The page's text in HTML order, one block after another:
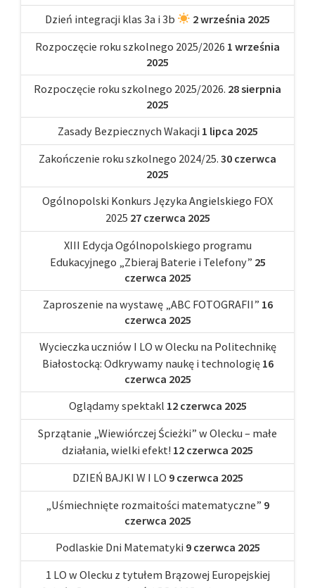
Dzień integracji klas 3a i 3b
2 września 2025
Rozpoczęcie roku szkolnego 2025/2026 1 września
2025
Rozpoczęcie roku szkolnego 2025/2026. 28 sierpnia
2025
Zasady Bezpiecznych Wakacji 1 lipca 2025
Zakończenie roku szkolnego 2024/25. 30 czerwca
2025
Ogólnopolski Konkurs Języka Angielskiego FOX
2025 27 czerwca 2025
XIII Edycja Ogólnopolskiego programu
Edukacyjnego „Zbieraj Baterie i Telefony” 25
czerwca 2025
Zaproszenie na wystawę „ABC FOTOGRAFII” 16
czerwca 2025
Wycieczka uczniów I LO w Olecku na Politechnikę
Białostocką: Odkrywamy naukę i technologię 16
czerwca 2025
Oglądamy spektakl 12 czerwca 2025
Sprzątanie „Wiewiórczej Ścieżki” w Olecku – małe
działania, wielki efekt! 12 czerwca 2025
DZIEŃ BAJKI W I LO 9 czerwca 2025
„Uśmiechnięte rozmaitości matematyczne” 9
czerwca 2025
Podlaskie Dni Matematyki 9 czerwca 2025
1 LO w Olecku z tytułem Brązowej Europejskiej